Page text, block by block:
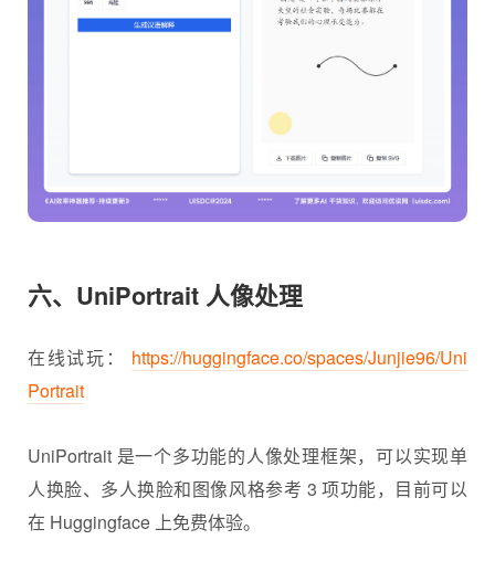
六、UniPortrait 人像处理
在线试玩： https://huggingface.co/spaces/Junjie96/Uni
Portrait
UniPortrait 是一个多功能的人像处理框架，可以实现单
人换脸、多人换脸和图像风格参考 3 项功能，目前可以
在 Huggingface 上免费体验。